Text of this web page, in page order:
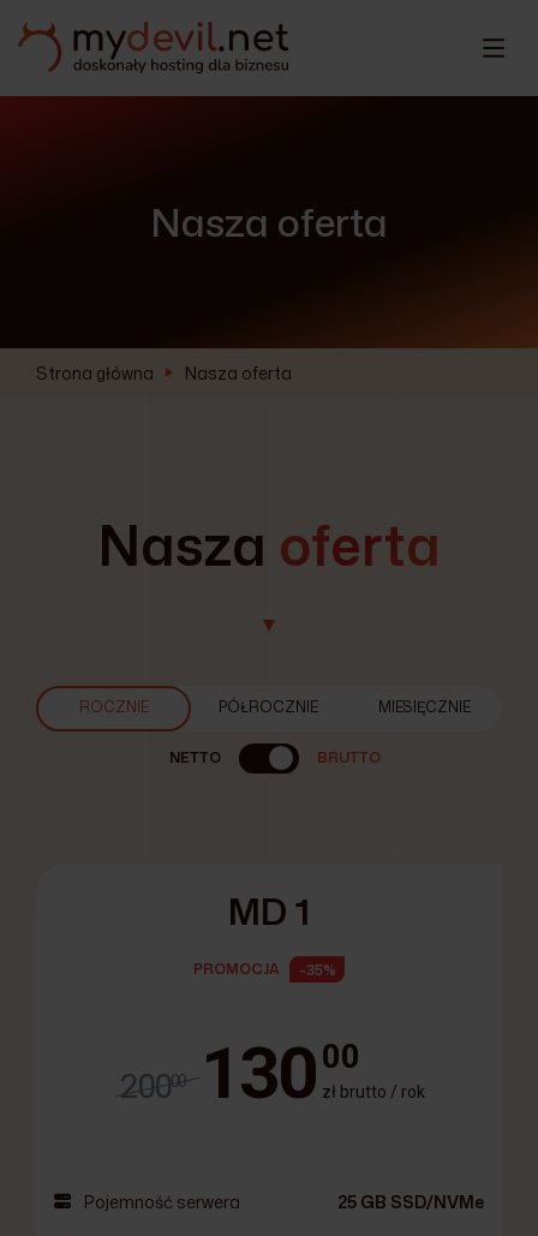
Nasza oferta
Strona główna Nasza oferta
Nasza oferta
ROCZNIE PÓŁROCZNIE MIESIĘCZNIE
NETTO BRUTTO
MD 1
PROMOCJA -35%
20000 13000
zł brutto / rok
Pojemność serwera 25 GB SSD/NVMe